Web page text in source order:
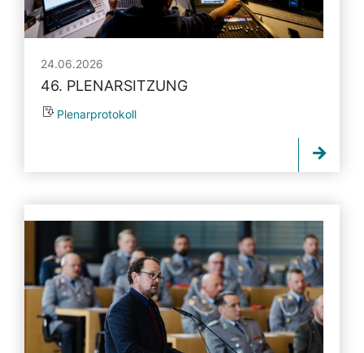
24.06.2026
46. PLENARSITZUNG
Plenarprotokoll